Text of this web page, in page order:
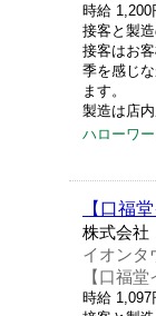
時給 1,200
接客と製
接客はお
季を感じ
ます。
製造は店
ハローワー
【口福
株式会
イオンタ
【口福
時給 1,097